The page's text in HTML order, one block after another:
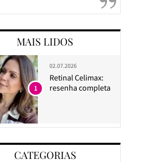
MAIS LIDOS
02.07.2026
Retinal Celimax:
resenha completa
1
CATEGORIAS